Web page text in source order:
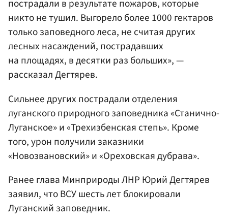
пострадали в результате пожаров, которые
никто не тушил. Выгорело более 1000 гектаров
только заповедного леса, не считая других
лесных насаждений, пострадавших
на площадях, в десятки раз больших», —
рассказал Дегтярев.
Сильнее других пострадали отделения
луганского природного заповедника «Станично-
Луганское» и «Трехизбенская степь». Кроме
того, урон получили заказники
«Новозвановский» и «Ореховская дубрава».
Ранее глава Минприроды ЛНР Юрий Дегтярев
заявил, что ВСУ шесть лет блокировали
Луганский заповедник.